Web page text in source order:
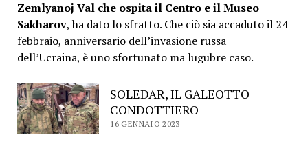
Zemlyanoj Val che ospita il Centro e il Museo
Sakharov, ha dato lo sfratto. Che ciò sia accaduto il 24
febbraio, anniversario dell’invasione russa
dell’Ucraina, è uno sfortunato ma lugubre caso.
SOLEDAR, IL GALEOTTO
CONDOTTIERO
16 GENNAIO 2023